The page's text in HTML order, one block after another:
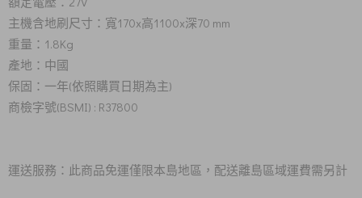
主機含地刷尺寸：寬170x高1100x深70 mm
重量：1.8Kg
產地：中國
保固：一年(依照購買日期為主)
商檢字號(BSMI) : R37800
運送服務：此商品免運僅限本島地區，配送離島區域運費需另計